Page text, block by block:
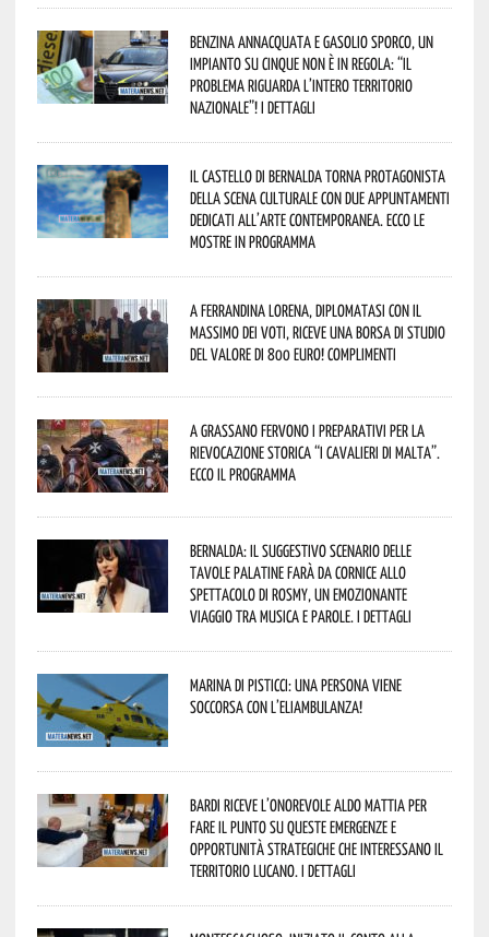
Benzina annacquata e gasolio sporco, un
impianto su cinque non è in regola: “il
problema riguarda l’intero territorio
Nazionale”! I dettagli
Il Castello di Bernalda torna protagonista
della scena culturale con due appuntamenti
dedicati all’arte contemporanea. Ecco le
mostre in programma
A Ferrandina Lorena, diplomatasi con il
massimo dei voti, riceve una borsa di studio
del valore di 800 euro! Complimenti
A Grassano fervono i preparativi per la
Rievocazione Storica “I CAVALIERI DI MALTA”.
Ecco il programma
Bernalda: il suggestivo scenario delle
Tavole Palatine farà da cornice allo
spettacolo di Rosmy, un emozionante
viaggio tra musica e parole. I dettagli
Marina di Pisticci: una persona viene
soccorsa con l’eliambulanza!
Bardi riceve l’onorevole Aldo Mattia per
fare il punto su queste emergenze e
opportunità strategiche che interessano il
territorio lucano. I dettagli